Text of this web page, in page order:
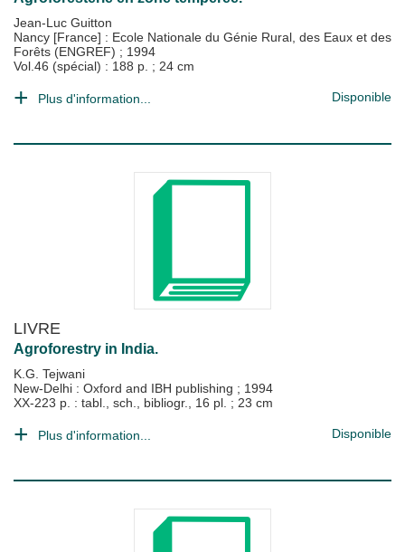
Jean-Luc Guitton
Nancy [France] : Ecole Nationale du Génie Rural, des Eaux et des
Forêts (ENGREF) ; 1994
Vol.46 (spécial) : 188 p. ; 24 cm
Plus d'information... Disponible
LIVRE
Agroforestry in India.
K.G. Tejwani
New-Delhi : Oxford and IBH publishing ; 1994
XX-223 p. : tabl., sch., bibliogr., 16 pl. ; 23 cm
Plus d'information... Disponible